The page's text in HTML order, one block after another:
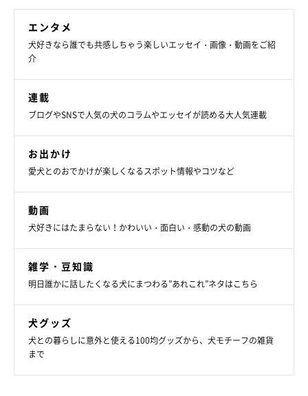
エンタメ
犬好きなら誰でも共感しちゃう楽しいエッセイ・画像・動画をご紹
介
連載
ブログやSNSで人気の犬のコラムやエッセイが読める大人気連載
お出かけ
愛犬とのおでかけが楽しくなるスポット情報やコツなど
動画
犬好きにはたまらない！かわいい・面白い・感動の犬の動画
雑学・豆知識
明日誰かに話したくなる犬にまつわる”あれこれ”ネタはこちら
犬グッズ
犬との暮らしに意外と使える100均グッズから、犬モチーフの雑貨
まで